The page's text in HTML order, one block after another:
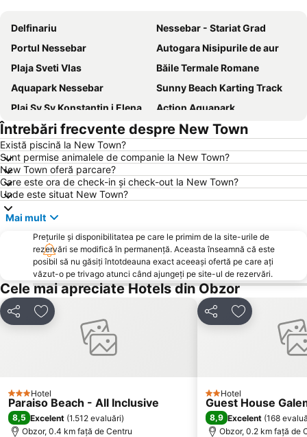
Delfinariu
Nessebar - Stariat Grad
Portul Nessebar
Autogara Nisipurile de aur
Plaja Sveti Vlas
Băile Termale Romane
Aquapark Nessebar
Sunny Beach Karting Track
Plaj Sv Sv Konstantin i Elena
Action Aquapark
Plaja Centrală
Plaja Irakli
Sfinții Împărați Constantin și Elena
Plaja Kabakum
Promenadă
Cacao Beach
Pasha Dere
Marina Sozopol
Zornitza
Sarafovo
Gara Varna
Chayka
Lazur
Entertainment center Camelot
kvartal Asparuhovo
Aeroportul Varna
Akvamarin
Saint Spass Church
Plaja Akademika
Avtogara Varna
Grand Mall
Evksinograd
Întrebări frecvente despre New Town
Există piscină la New Town?
Sunt permise animalele de companie la New Town?
New Town oferă parcare?
Care este ora de check-in și check-out la New Town?
Unde este situat New Town?
Mai mult
Prețurile și disponibilitatea pe care le primim de la site-urile de
rezervări se modifică în permanență. Aceasta înseamnă că este
posibil să nu găsiți întotdeauna exact aceeași ofertă pe care ați
văzut-o pe trivago atunci când ajungeți pe site-ul de rezervări.
Cele mai apreciate Hotels din Obzor
DistribuițiAdăugaţi la favorite
3 SteleHotel
Paraiso Beach - All Inclusive
8,5 Excelent (1.512 evaluări)
Obzor, 0.4 km faţă de Centru
DistribuițiAdăugaţi la
2 Stele
Hotel
Guest House
8,9 Excelent (168
Obzor, 0.2 km faţă de